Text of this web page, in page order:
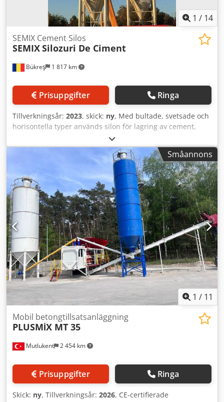
1 / 14
Bükreş 1 817 km
SEMIX Cement Silos
SEMIXSilozuri De Ciment
Prisuppgifter Ringa
Tillverkningsår: 2023, skick: ny, Med bultade, svetsade och
horisontella typer används silon för lagring av cement,
flygaska, bentonit och andra bulkvaror. Crodpfx Amjgau U
Asvsf Svetsade silon Svetsade silon föredras vid mindre
lagringskapaciteter och kan monteras och tas i drift inom 2
timmar med en kran. De är lämpliga för lokala lösningar
där transportkostnader kan försummas. Semix kan tillverka
svetsade silon i ett spann från 50 till 150 ton. Bultade silon
Bultade silon föredras tack vare sin kompakta design som
förenklar transport. De kan transporteras i containrar för
att minska fraktkostnaderna. På grund av sin modularitet
kan Semix tillverka bultade silon i kapaciteter mellan 100
och 2000 ton. Semix tillhandahåller en mekanisk
arbetsledare för korrekt montering av bultad silo. Semix
har framgångsrikt installerat bultade silon med kapacitet
över 500 ton i bland annat Peru, Israel, Tyskland, Dubai
och Storbritannien.
Småannons
1 / 11
Mutlukent 2 454 km
Mobil betongtillsatsanläggning
PLUSMİX MT 35
Prisuppgifter Ringa
Skick: ny, Tillverkningsår: 2026, CE-certifierade